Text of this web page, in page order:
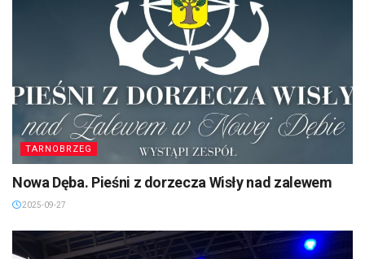
TARNOBRZEG
Nowa Dęba. Pieśni z dorzecza Wisły nad zalewem
2025-09-27